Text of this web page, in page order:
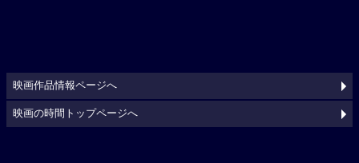
映画作品情報ページへ
映画の時間トップページへ